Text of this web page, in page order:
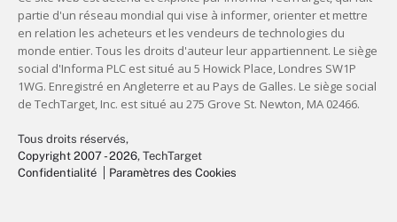
Tous droits réservés,
Copyright 2007 - 2026, TechTarget
Confidentialité
Paramètres des Cookies